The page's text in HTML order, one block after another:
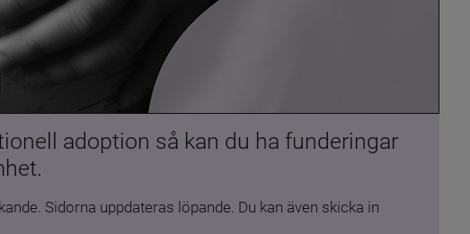
adoption så kan du ha funderingar
Sidorna uppdateras löpande. Du kan även skicka in